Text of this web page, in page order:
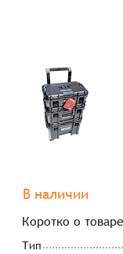
В наличии
Коротко о
Тип